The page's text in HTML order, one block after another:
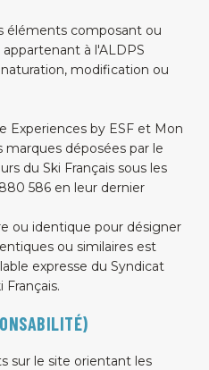
éléments composant ou
à l'ALDPS
modification ou
Experiences by ESF et Mon
déposées par le
du Ski Français sous les
586 en leur dernier
ou identique pour désigner
ou similaires est
expresse du Syndicat
sur le site orientant les